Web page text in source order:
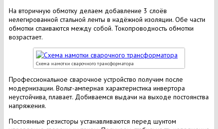
На вторичную обмотку делаем добавление 3 слоёв
нелегированной стальной ленты в надёжной изоляции. Обе части
обмотки спаиваются между собой. Токопроводность обмотки
возрастает.
Схема намотки сварочного трансформатора
Профессиональное сварочное устройство получим после
модернизации. Вольт-амперная характеристика инвертора
неустойчива, плавает. Добиваемся выдачи на выходе постоянства
напряжения.
Постоянные резисторы устанавливаются перед шунтом